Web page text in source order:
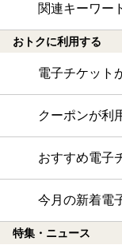
関連キーワー
おトクに利用する
電子チケット
クーポンが利
おすすめ電子
今月の新着電
特集・ニュース